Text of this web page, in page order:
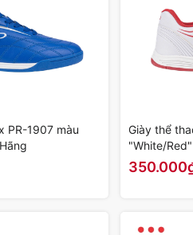
PR-1907 màu
Giày thể
"White/